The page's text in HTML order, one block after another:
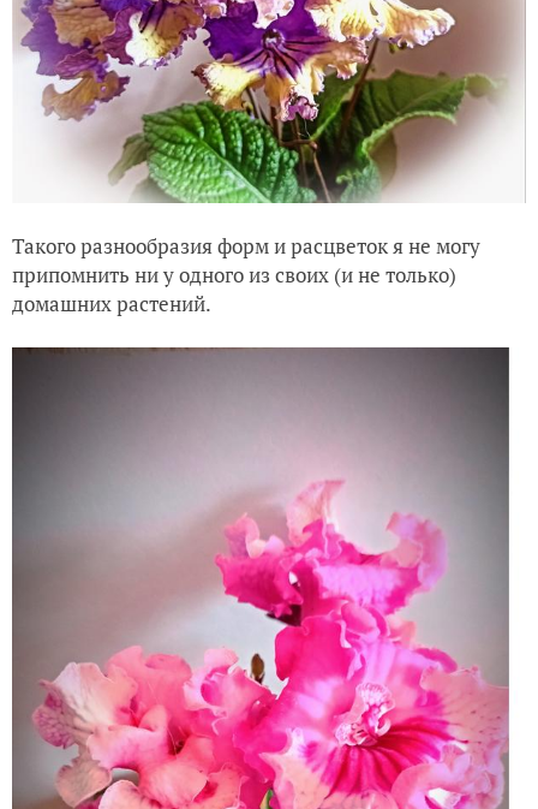
Такого разнообразия форм и расцветок я не могу
припомнить ни у одного из своих (и не только)
домашних растений.